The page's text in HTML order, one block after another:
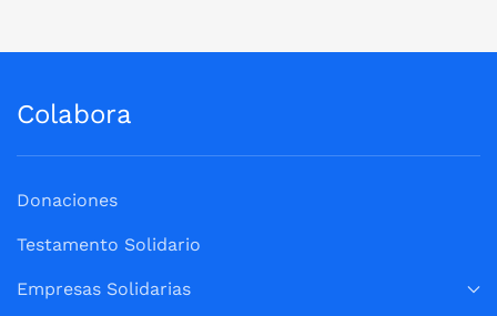
Colabora
Donaciones
Testamento Solidario
Empresas Solidarias